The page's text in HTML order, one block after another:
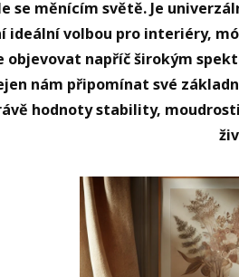
se měnícím světě. Je
ideální volbou pro interiéry,
objevovat napříč širokým
nám připomínat své
hodnoty stability,